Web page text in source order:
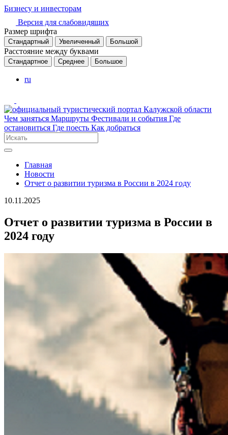
Бизнесу и инвесторам
Версия для слабовидящих
Размер шрифта
Стандартный Увеличенный Большой
Расстояние между буквами
Стандартное Среднее Большое
ru
Чем заняться Маршруты Фестивали и события Где
остановиться Где поесть Как добраться
Главная
Новости
Отчет о развитии туризма в России в 2024 году
10.11.2025
Отчет о развитии туризма в России в
2024 году